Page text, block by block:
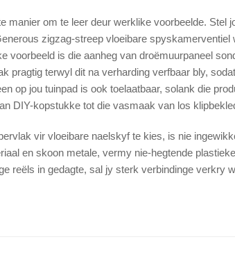
manier om te leer deur werklike voorbeelde. Stel
zigzag-streep vloeibare
voorbeeld is die aanheg van droëmuurpaneel
pragtig terwyl dit na verharding verfbaar bly,
op jou tuinpad is ook toelaatbaar, solank die
DIY-kopstukke tot die vasmaak van los
vir vloeibare naelskyf te kies, is nie
en skoon metale, vermy nie-hegtende
reëls in gedagte, sal jy sterk verbindinge verkry